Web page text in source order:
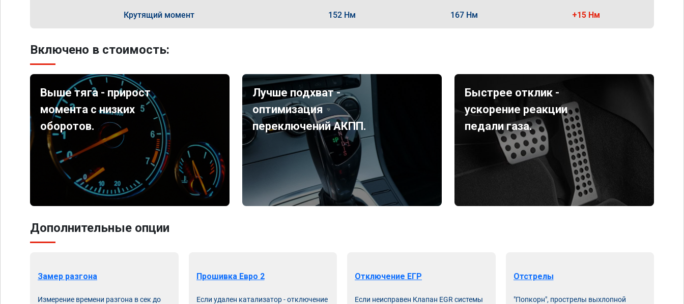
Крутящий момент 152 Нм 167 Нм +15 Нм
Включено в стоимость:
Выше тяга - прирост
момента с низких
оборотов.
Лучше подхват -
оптимизация
переключений АКПП.
Быстрее отклик -
ускорение реакции
педали газа.
Дополнительные опции
Замер разгона
Измерение времени разгона в сек до
Прошивка Евро 2
Если удален катализатор - отключение
Отключение ЕГР
Если неисправен Клапан EGR системы
Отстрелы
"Попкорн", прострелы выхлопной